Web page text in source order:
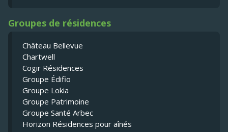
Groupes de résidences
Château Bellevue
Chartwell
Cogir Résidences
Groupe Édifio
Groupe Lokia
Groupe Patrimoine
Groupe Santé Arbec
Horizon Résidences pour aînés